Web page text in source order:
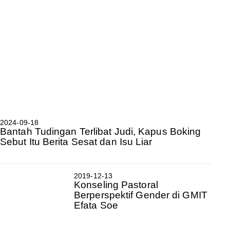
2024-09-18
Bantah Tudingan Terlibat Judi, Kapus Boking
Sebut Itu Berita Sesat dan Isu Liar
2019-12-13
Konseling Pastoral
Berperspektif Gender di GMIT
Efata Soe